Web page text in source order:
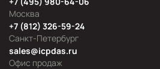
Москва
Офис продаж
sales@icpdas.ru
Санкт-Петербург
+7 (812) 326-59-24